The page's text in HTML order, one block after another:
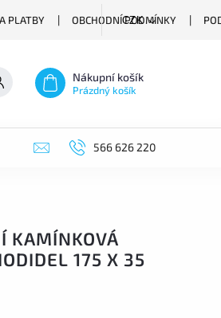
PLATBY OBCHODNÍ PODMÍNKY
CZK
Nákupní košík
Prázdný košík
566 626 220
KAMÍNKOVÁ
175 X 35